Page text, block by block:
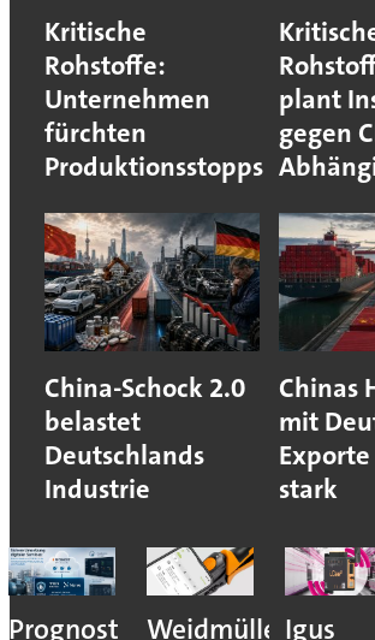
Kritische
Rohstoffe:
Unternehmen
fürchten
Produktionsstopps
plant
gegen
China-Schock 2.0
belastet
Deutschlands
Industrie
Chinas
mit
stark
Prognost Weidmüller:Igus